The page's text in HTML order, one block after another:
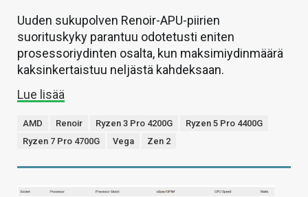
Uuden sukupolven Renoir-APU-piirien
suorituskyky parantuu odotetusti eniten
prosessoriydinten osalta, kun maksimiydinmäärä
kaksinkertaistuu neljästä kahdeksaan.
Lue lisää
AMD Renoir Ryzen 3 Pro 4200G
Ryzen 5 Pro 4400G
Ryzen 7 Pro 4700G
Vega Zen 2